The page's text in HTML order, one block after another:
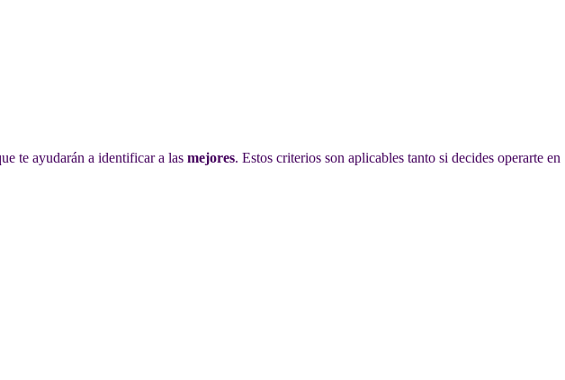
te ayudarán a identificar a las mejores. Estos criterios son aplicables tanto si decides operarte en